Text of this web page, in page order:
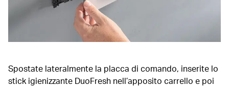
Spostate lateralmente la placca di comando, inserite lo
stick igienizzante DuoFresh nell’apposito carrello e poi